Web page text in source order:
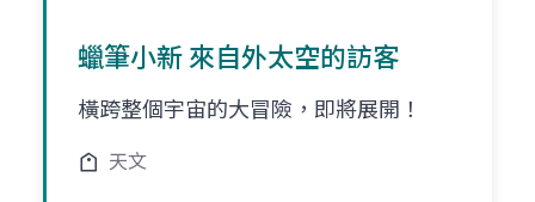
蠟筆小新 來自外太空的訪客
橫跨整個宇宙的大冒險，即將展開！
天文